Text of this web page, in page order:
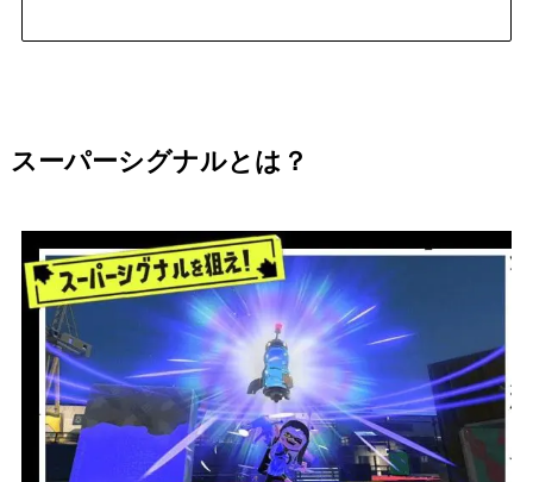
スーパーシグナルとは？